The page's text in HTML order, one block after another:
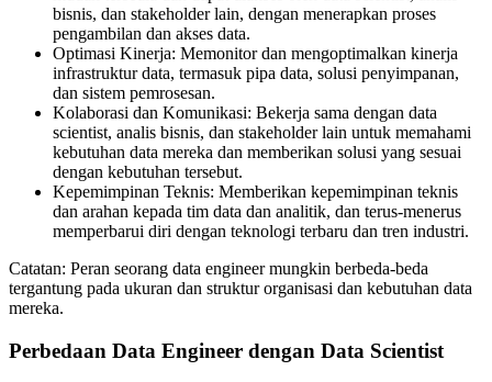
bisnis, dan stakeholder lain, dengan menerapkan proses
pengambilan dan akses data.
Optimasi Kinerja: Memonitor dan mengoptimalkan kinerja
infrastruktur data, termasuk pipa data, solusi penyimpanan,
dan sistem pemrosesan.
Kolaborasi dan Komunikasi: Bekerja sama dengan data
scientist, analis bisnis, dan stakeholder lain untuk memahami
kebutuhan data mereka dan memberikan solusi yang sesuai
dengan kebutuhan tersebut.
Kepemimpinan Teknis: Memberikan kepemimpinan teknis
dan arahan kepada tim data dan analitik, dan terus-menerus
memperbarui diri dengan teknologi terbaru dan tren industri.
Catatan: Peran seorang data engineer mungkin berbeda-beda
tergantung pada ukuran dan struktur organisasi dan kebutuhan data
mereka.
Perbedaan Data Engineer dengan Data Scientist